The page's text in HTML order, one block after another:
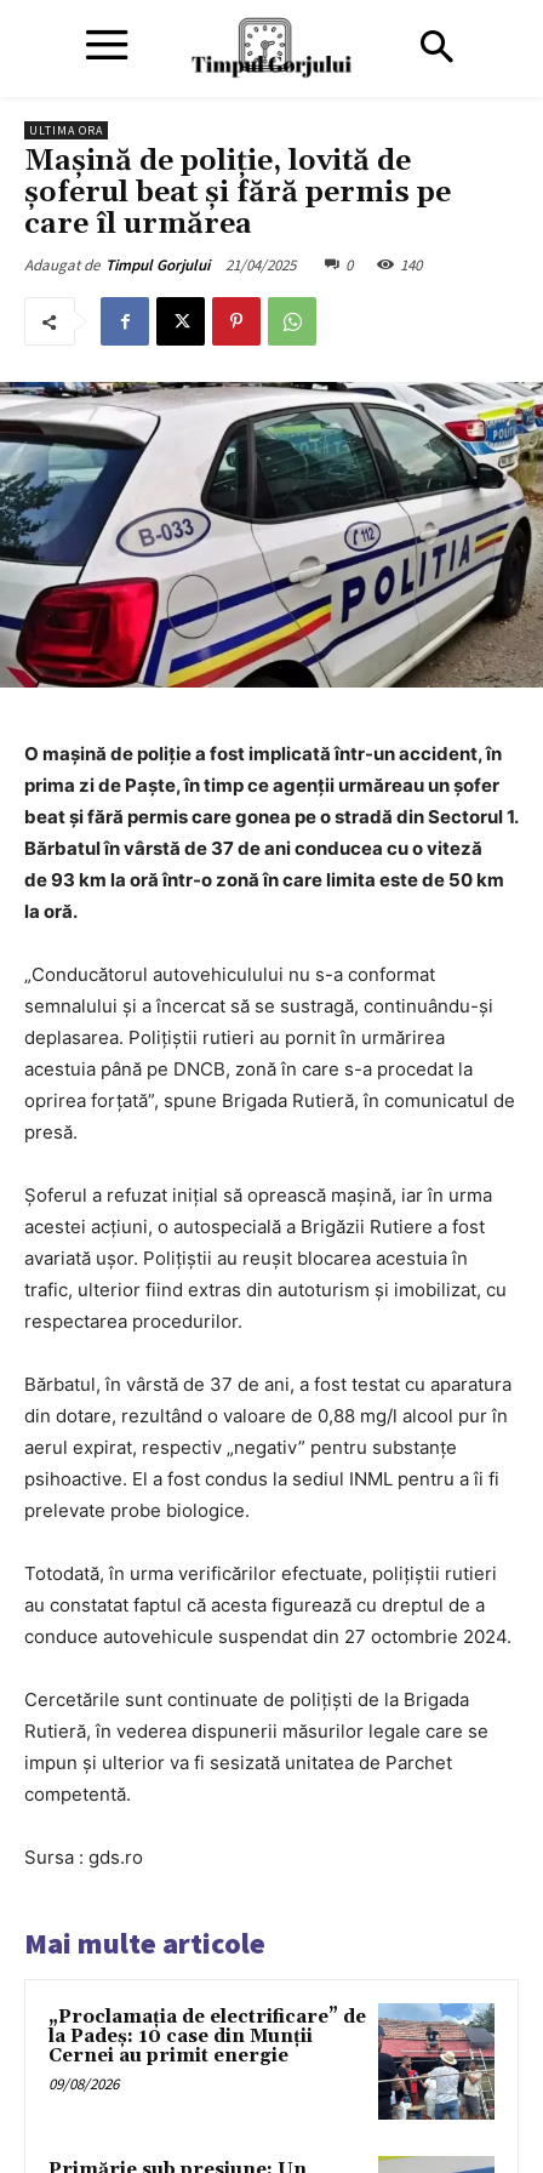
ULTIMA ORA
Mașină de poliție, lovită de
șoferul beat și fără permis pe
care îl urmărea
Adaugat de Timpul Gorjului 21/04/2025 0 140
O maşină de poliţie a fost implicată într-un accident, în
prima zi de Paşte, în timp ce agenţii urmăreau un şofer
beat şi fără permis care gonea pe o stradă din Sectorul 1.
Bărbatul în vârstă de 37 de ani conducea cu o viteză
de 93 km la oră într-o zonă în care limita este de 50 km
la oră.
„Conducătorul autovehiculului nu s-a conformat
semnalului și a încercat să se sustragă, continuându-și
deplasarea. Polițiștii rutieri au pornit în urmărirea
acestuia până pe DNCB, zonă în care s-a procedat la
oprirea forțată”, spune Brigada Rutieră, în comunicatul de
presă.
Șoferul a refuzat inițial să oprească mașină, iar în urma
acestei acțiuni, o autospecială a Brigăzii Rutiere a fost
avariată ușor. Polițiștii au reușit blocarea acestuia în
trafic, ulterior fiind extras din autoturism și imobilizat, cu
respectarea procedurilor.
Bărbatul, în vârstă de 37 de ani, a fost testat cu aparatura
din dotare, rezultând o valoare de 0,88 mg/l alcool pur în
aerul expirat, respectiv „negativ” pentru substanțe
psihoactive. El a fost condus la sediul INML pentru a îi fi
prelevate probe biologice.
Totodată, în urma verificărilor efectuate, polițiștii rutieri
au constatat faptul că acesta figurează cu dreptul de a
conduce autovehicule suspendat din 27 octombrie 2024.
Cercetările sunt continuate de polițiști de la Brigada
Rutieră, în vederea dispunerii măsurilor legale care se
impun și ulterior va fi sesizată unitatea de Parchet
competentă.
Sursa : gds.ro
Mai multe articole
„Proclamația de electrificare” de
la Padeș: 10 case din Munții
Cernei au primit energie
09/08/2026